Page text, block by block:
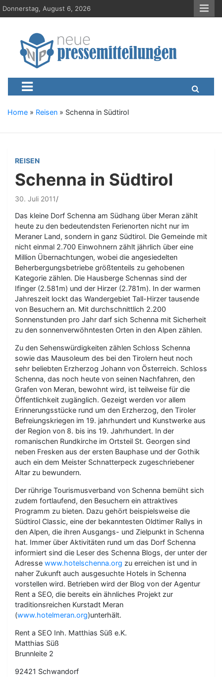
S
k
Donnerstag, August 6, 2026
Neue-
Presseportal, Nachrichten, News, Meldungen, Wirtschaft
Home » Reisen » Schenna in Südtirol
REISEN
Schenna in Südtirol
30. Juli 2011
Das kleine Dorf Schenna am Südhang über Meran zählt
heute zu den bedeutendsten Ferienorten nicht nur im
Meraner Land, sondern in ganz Südtirol. Die Gemeinde mit
nicht einmal 2.700 Einwohnern zählt jährlich über eine
Million Übernachtungen, wobei die angesiedelten
Beherbergungsbetriebe größtenteils zu gehobenen
Kategorie zählen. Die Hausberge Schennas sind der
Ifinger (2.581m) und der Hirzer (2.781m). In der warmen
Jahreszeit lockt das Wandergebiet Tall-Hirzer tausende
von Besuchern an. Mit durchschnittlich 2.200
Sonnenstunden pro Jahr darf sich Schenna mit Sicherheit
zu den sonnenverwöhntesten Orten in den Alpen zählen.
Zu den Sehenswürdigkeiten zählen Schloss Schenna
sowie das Mausoleum des bei den Tirolern heut noch
sehr beliebten Erzherzog Johann von Österreich. Schloss
Schenna, das noch heute von seinen Nachfahren, den
Grafen von Meran, bewohnt wird, ist teilweise für die
Öffentlichkeit zugänglich. Gezeigt werden vor allem
Erinnerungsstücke rund um den Erzherzog, den Tiroler
Befreiungskriegen im 19. jahrhundert und Kunstwerke aus
der Region von 8. bis ins 19. Jahrhundert. In der
romanischen Rundkirche im Ortsteil St. Georgen sind
neben Fresken aus der ersten Bauphase und der Gothik
auch ein dem Meister Schnatterpeck zugeschriebener
Altar zu bewundern.
Der rührige Tourismusverband von Schenna bemüht sich
zudem fortlaufend, den Besuchern ein attraktives
Programm zu bieten. Dazu gehört beispielsweise die
Südtirol Classic, eine der bekanntesten Oldtimer Rallys in
den Alpen, die ihren Ausgangs- und Zielpunkt in Schenna
hat. Immer über Aktivitäten rund um das Dorf Schenna
informiert sind die Leser des Schenna Blogs, der unter der
Adresse www.hotelschenna.org zu erreichen ist und in
naher Zukunft auch ausgesuchte Hotels in Schenna
vorstellen wird. Betrieben wird der Blog von der Agentur
Rent a SEO, die bereits ein ähnliches Projekt zur
traditionsreichen Kurstadt Meran
(www.hotelmeran.org)unterhält.
Rent a SEO Inh. Matthias Süß e.K.
Matthias Süß
Brunnleite 2
92421 Schwandorf